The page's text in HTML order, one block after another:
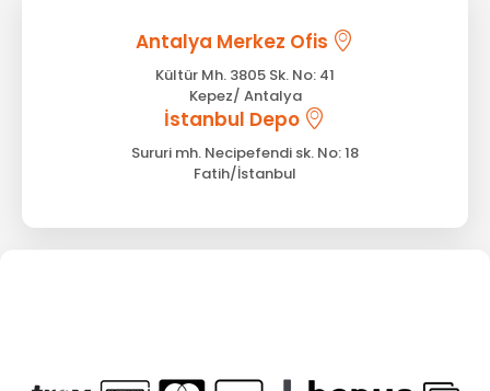
Antalya Merkez Ofis
Kültür Mh. 3805 Sk. No: 41
Kepez/ Antalya
İstanbul Depo
Sururi mh. Necipefendi sk. No: 18
Fatih/İstanbul